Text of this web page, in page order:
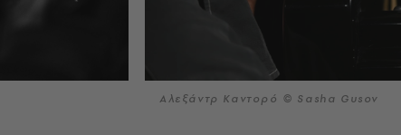
Αλεξάντρ Καντορό © Sasha Gusov